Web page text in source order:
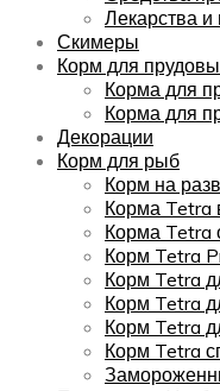
Лекарства
Скимеры
Корм для
Корма для
Корма для
Декорации
Корм для рыб
Корм на
Корма Tetra
Корма Tetra
Корм Tetra
Корм Tetra
Корм Tetra
Корм Tetra
Корм Tetra